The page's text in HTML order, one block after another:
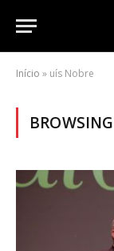
Início » uís Nobre